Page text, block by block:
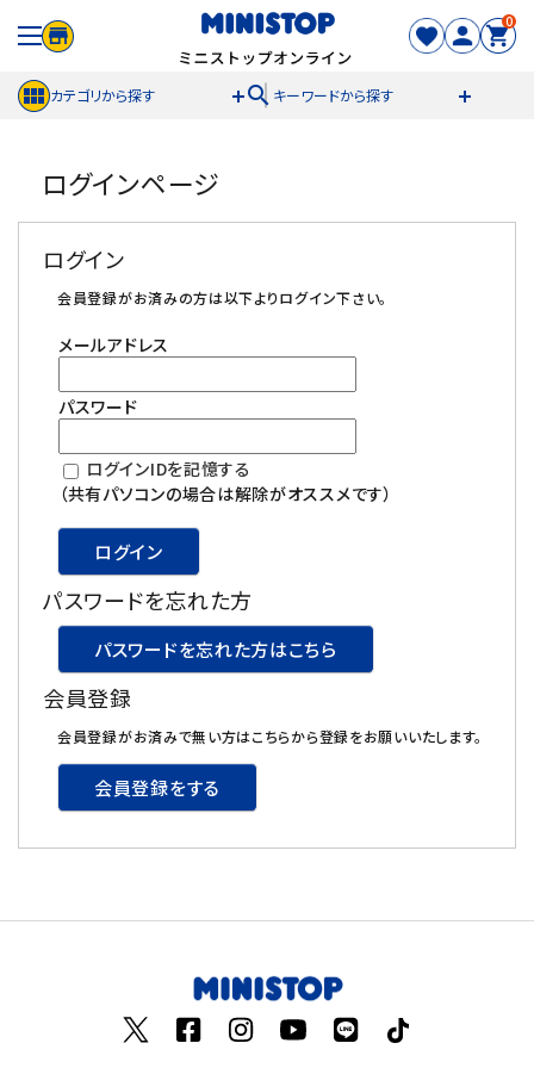
0
カテゴリから探す search キーワードから探す
meeting_room ログイン person 新規登録
セール商品
カテゴリから探す
冷凍食品
スイーツ
お菓子
酒類
日用品
ギフト
ログインページ
ログイン
会員登録がお済みの方は以下よりログイン下さい。
メールアドレス
パスワード
ログインIDを記憶する
（共有パソコンの場合は解除がオススメです）
ログイン
パスワードを忘れた方
パスワードを忘れた方はこちら
会員登録
会員登録がお済みで無い方はこちらから登録をお願いいたします。
会員登録をする